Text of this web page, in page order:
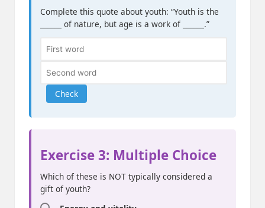
Complete this quote about youth: “Youth is the
______ of nature, but age is a work of ______.”
Check
Exercise 3: Multiple Choice
Which of these is NOT typically considered a
gift of youth?